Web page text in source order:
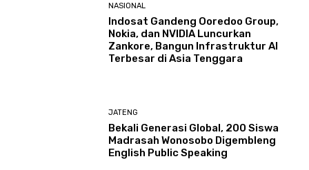
NASIONAL
Indosat Gandeng Ooredoo Group,
Nokia, dan NVIDIA Luncurkan
Zankore, Bangun Infrastruktur AI
Terbesar di Asia Tenggara
JATENG
Bekali Generasi Global, 200 Siswa
Madrasah Wonosobo Digembleng
English Public Speaking